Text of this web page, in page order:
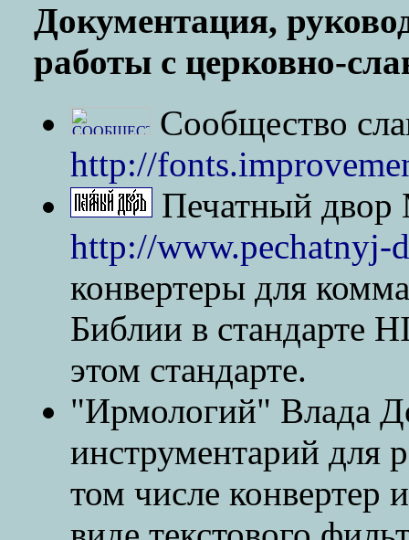
Документация,
работы с церковно-
Сообщество
http://
Печатный двор
http://www.pechatnyj-
конвертеры для
Библии в стандарте
этом стандарте.
"Ирмологий" Влада
инструментарий для
том числе конвертер